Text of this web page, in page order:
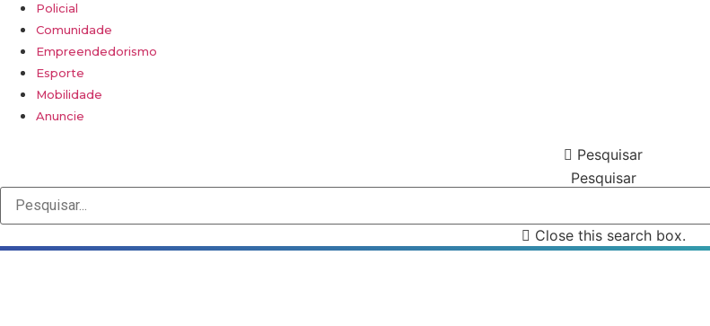
Policial
Comunidade
Empreendedorismo
Esporte
Mobilidade
Anuncie
Pesquisar
Pesquisar
Close this search box.